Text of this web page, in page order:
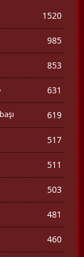
1520
985
853
631
619
517
511
503
481
460